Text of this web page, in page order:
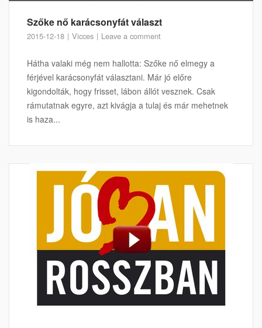
Szőke nő karácsonyfát választ
2015-12-18 Vicces Leave a comment
Hátha valaki még nem hallotta: Szőke nő elmegy a
férjével karácsonyfát választani. Már jó előre
kigondolták, hogy frisset, lábon állót vesznek. Csak
rámutatnak egyre, azt kivágja a tulaj és már mehetnek
is haza...